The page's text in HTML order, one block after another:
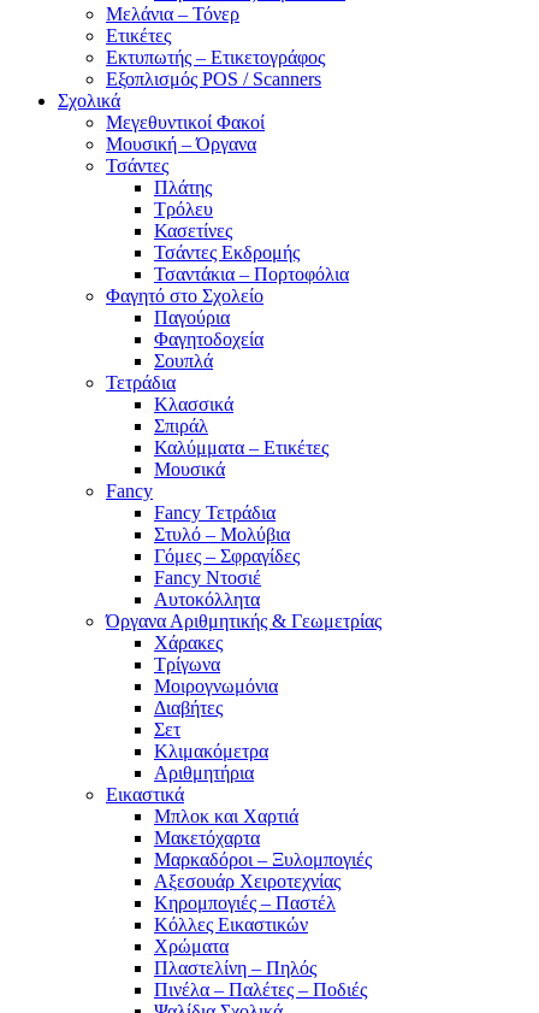
Μελάνια – Τόνερ
Ετικέτες
Εκτυπωτής – Ετικετογράφος
Εξοπλισμός POS / Scanners
Σχολικά
Μεγεθυντικοί Φακοί
Μουσική – Όργανα
Τσάντες
Πλάτης
Τρόλευ
Κασετίνες
Τσάντες Εκδρομής
Τσαντάκια – Πορτοφόλια
Φαγητό στο Σχολείο
Παγούρια
Φαγητοδοχεία
Σουπλά
Τετράδια
Κλασσικά
Σπιράλ
Καλύμματα – Ετικέτες
Μουσικά
Fancy
Fancy Τετράδια
Στυλό – Μολύβια
Γόμες – Σφραγίδες
Fancy Ντοσιέ
Αυτοκόλλητα
Όργανα Αριθμητικής & Γεωμετρίας
Χάρακες
Τρίγωνα
Mοιρογνωμόνια
Διαβήτες
Σετ
Κλιμακόμετρα
Αριθμητήρια
Εικαστικά
Μπλοκ και Χαρτιά
Μακετόχαρτα
Μαρκαδόροι – Ξυλομπογιές
Αξεσουάρ Χειροτεχνίας
Κηρομπογιές – Παστέλ
Κόλλες Εικαστικών
Χρώματα
Πλαστελίνη – Πηλός
Πινέλα – Παλέτες – Ποδιές